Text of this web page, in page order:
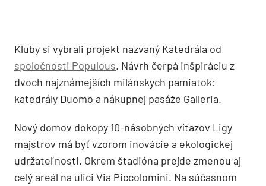
Kluby si vybrali projekt nazvaný Katedrála od
spoločnosti Populous. Návrh čerpá inšpiráciu z
dvoch najznámejších milánskych pamiatok:
katedrály Duomo a nákupnej pasáže Galleria.
Nový domov dokopy 10-násobných víťazov Ligy
majstrov má byť vzorom inovácie a ekologickej
udržateľnosti. Okrem štadióna prejde zmenou aj
celý areál na ulici Via Piccolomini. Na súčasnom